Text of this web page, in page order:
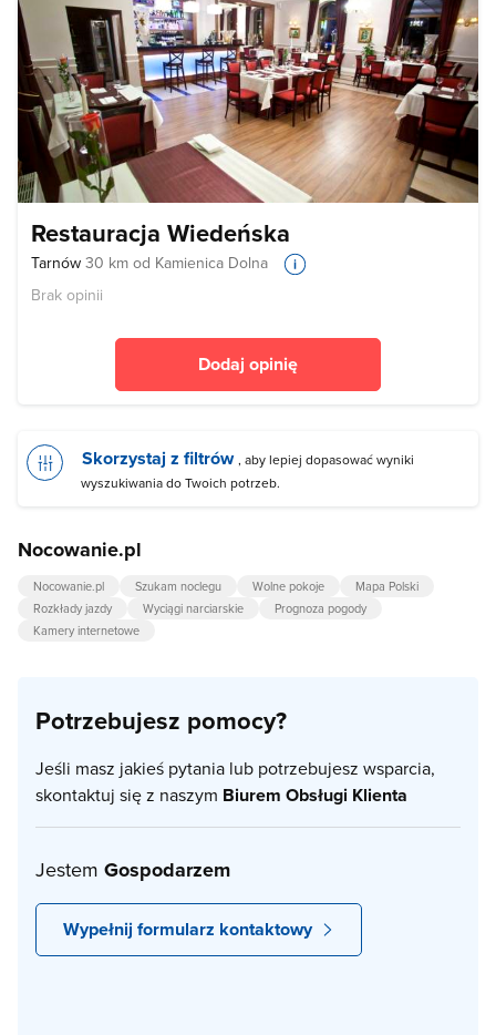
Restauracja Wiedeńska
Tarnów 30 km od Kamienica Dolna
Brak opinii
Dodaj opinię
Skorzystaj z filtrów , aby lepiej dopasować wyniki
wyszukiwania do Twoich potrzeb.
Nocowanie.pl
Nocowanie.pl Szukam noclegu Wolne pokoje
Mapa Polski
Rozkłady jazdy
Wyciągi narciarskie
Prognoza pogody
Kamery internetowe
Potrzebujesz pomocy?
Jeśli masz jakieś pytania lub potrzebujesz wsparcia,
skontaktuj się z naszym Biurem Obsługi Klienta
Jestem Gospodarzem
Wypełnij formularz kontaktowy